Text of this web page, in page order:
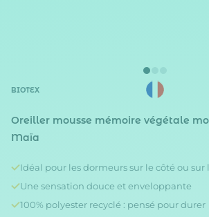
BIOTEX
Oreiller mousse mémoire végétale
Maïa
Idéal pour les dormeurs sur le côté ou sur
Une sensation douce et enveloppante
100% polyester recyclé : pensé pour durer